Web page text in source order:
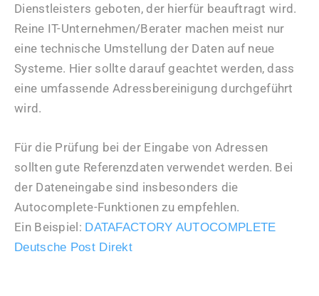
Dienstleisters geboten, der hierfür beauftragt wird.
Reine IT-Unternehmen/Berater machen meist nur
eine technische Umstellung der Daten auf neue
Systeme. Hier sollte darauf geachtet werden, dass
eine umfassende Adressbereinigung durchgeführt
wird.
Für die Prüfung bei der Eingabe von Adressen
sollten gute Referenzdaten verwendet werden. Bei
der Dateneingabe sind insbesonders die
Autocomplete-Funktionen zu empfehlen.
Ein Beispiel: DATAFACTORY AUTOCOMPLETE
Deutsche Post Direkt